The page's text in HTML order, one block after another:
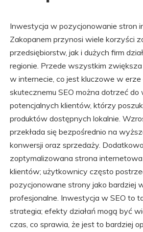
Inwestycja w pozycjonowanie stron
Zakopanem przynosi wiele korzyści
przedsiębiorstw, jak i dużych firm
regionie. Przede wszystkim
w internecie, co jest kluczowe w
skutecznemu SEO można dotrzeć do
potencjalnych klientów, którzy
produktów dostępnych lokalnie.
przekłada się bezpośrednio na
konwersji oraz sprzedaży.
zoptymalizowana strona internetowa
klientów; użytkownicy często
pozycjonowane strony jako bardziej
profesjonalne. Inwestycja w SEO to
strategia; efekty działań mogą być
czas, co sprawia, że jest to bardziej